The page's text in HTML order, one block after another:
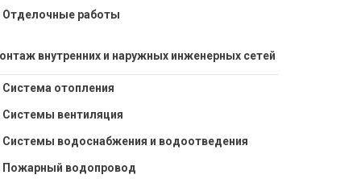
Отделочные работы
внутренних и наружных инженерных сетей
Система отопления
Системы вентиляция
Системы водоснабжения и водоотведения
Пожарный водопровод